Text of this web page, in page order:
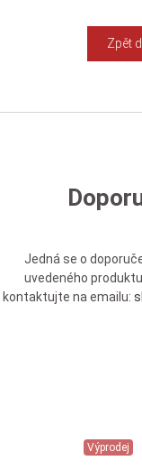
Zpět
Jedná se o
uvedeného
kontaktujte na emailu:
Výprodej